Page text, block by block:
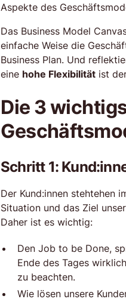
Aspekte des
Das Business Model
einfache Weise die
Business Plan. Und
eine hohe Flexibilität ist
Die 3
Schritt 1:
Der Kund:innen stehtehen
Situation und das Ziel
Daher ist es wichtig:
Den Job to be Done,
Ende des Tages
zu beachten.
Wie lösen unsere